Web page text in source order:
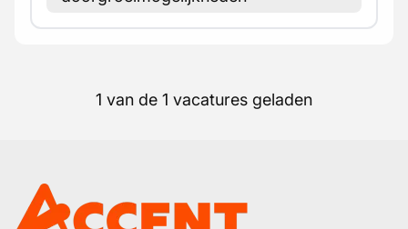
1 van de 1 vacatures geladen